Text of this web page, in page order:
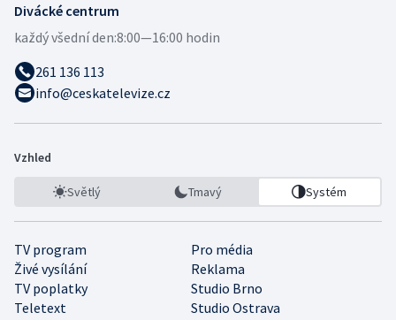
Divácké centrum
každý všední den:8:00—16:00 hodin
261 136 113
info@ceskatelevize.cz
Vzhled
Světlý Tmavý Systém
TV program
Pro média
Živé vysílání
Reklama
TV poplatky
Studio Brno
Teletext
Studio Ostrava